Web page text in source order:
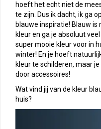
hoeft het echt niet de
te zijn. Dus ik dacht, ik ga
blauwe inspiratie! Blauw
kleur en ga je absoluut
super mooie kleur voor in
winter! En je hoeft
kleur te schilderen, maar
door accessoires!
Wat vind jij van de kleur
huis?